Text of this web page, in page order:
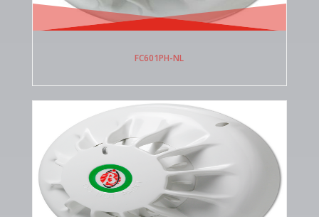
FC601PH-NL